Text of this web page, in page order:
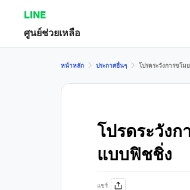
LINE
ศูนย์ช่วยเหลือ
หน้าหลัก ประกาศอื่นๆ โปรดระวังการขโ
โปรดระวัง
แบบฟิชชิ่ง
แชร์